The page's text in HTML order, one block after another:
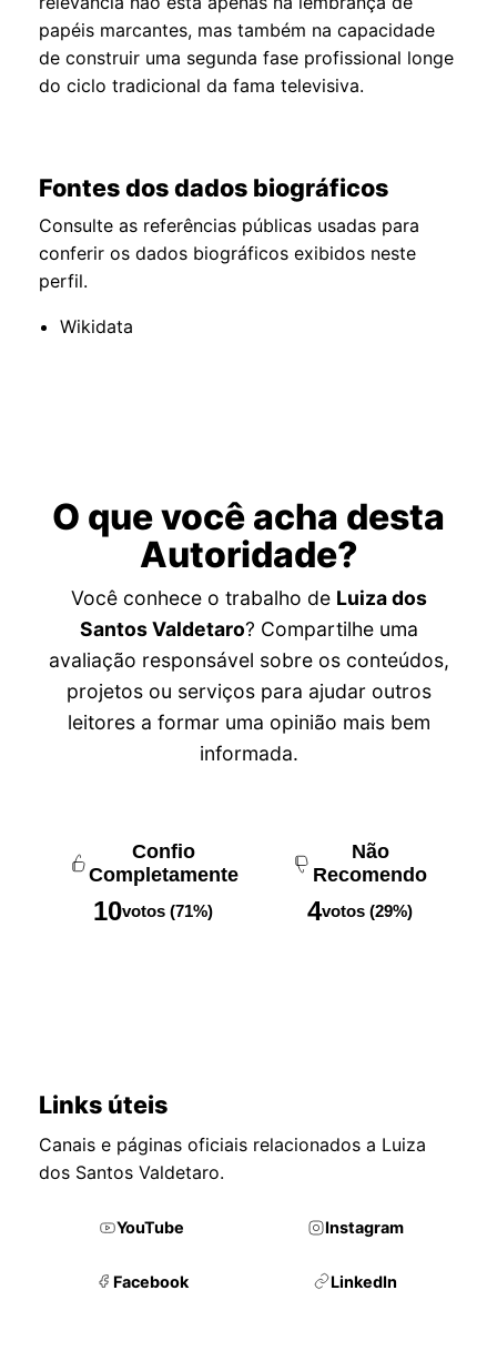
papéis marcantes, mas também na capacidade
de construir uma segunda fase profissional longe
do ciclo tradicional da fama televisiva.
Fontes dos dados biográficos
Consulte as referências públicas usadas para
conferir os dados biográficos exibidos neste
perfil.
Wikidata
O que você acha desta
Autoridade?
Você conhece o trabalho de Luiza dos
Santos Valdetaro? Compartilhe uma
avaliação responsável sobre os conteúdos,
projetos ou serviços para ajudar outros
leitores a formar uma opinião mais bem
informada.
Confio
Completamente
10votos (71%)
Não
Recomendo
4votos (29%)
Links úteis
Canais e páginas oficiais relacionados a Luiza
dos Santos Valdetaro.
YouTube Instagram
Facebook LinkedIn